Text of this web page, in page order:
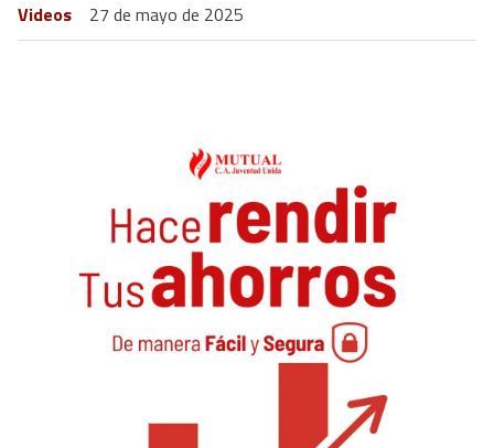
Videos
27 de mayo de 2025